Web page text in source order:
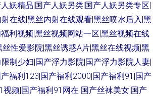
妖精品|国产人妖另类|国产人妖另类专区|
在线|黑丝内射在线观看|黑丝喷水后入|黑
利视频|黑丝视频网站一区|黑丝视频在线
性爱影院|黑丝诱惑A片|黑丝在线视频|黑
制少妇|国产浮力影院|国产浮力影院人妻|
福利123|国产福利2000|国产福利91|国产
频|国产福利91网在 国产丝袜美女|国产